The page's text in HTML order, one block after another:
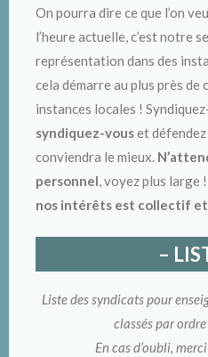
On pourra dire ce que l’on
l’heure actuelle, c’est notre
représentation dans des
cela démarre au plus près de
instances locales !
syndiquez-vouset
conviendra le mieux.
personnel , voyez plus large !
nos intérêts est collectif et
–
Liste des syndicats pour
classés par
En cas d’oubli,